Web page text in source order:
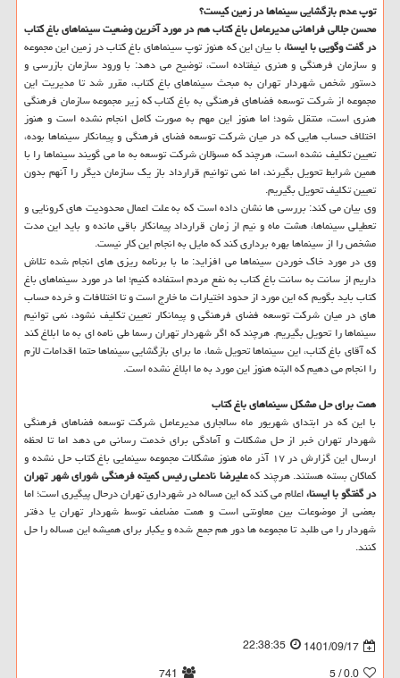
توپ عدم بازگشایی سینماها در زمین کیست؟
محسن جلالی فراهانی مدیرعامل باغ کتاب هم در مورد آخرین وضعیت سینماهای باغ کتاب
در گفت وگویی با ایسنا،با بیان این که هنوز توپ سینماهای باغ کتاب در زمین این مجموعه
و سازمان فرهنگی و هنری نیفتاده است، توضیح می دهد: با ورود سازمان بازرسی و
دستور شخص شهردار تهران به مبحث سینماهای باغ کتاب، مقرر شد تا مدیریت این
مجموعه از شرکت توسعه فضاهای فرهنگی به باغ کتاب که زیر مجموعه سازمان فرهنگی
هنری است، منتقل شود؛ اما هنوز این مهم به صورت کامل انجام نشده است و هنوز
اختلاف حساب هایی که در میان شرکت توسعه فضای فرهنگی و پیمانکار سینماها بوده،
تعیین تکلیف نشده است، هرچند که مسؤلان شرکت توسعه به ما می گویند سینماها را با
همین شرایط تحویل بگیرند، اما نمی توانیم قرارداد باز یک سازمان دیگر را آنهم بدون
تعیین تکلیف تحویل بگیریم.
وی بیان می کند: بررسی ها نشان داده است که به علت اعمال محدودیت های کرونایی و
تعطیلی سینماها، هشت ماه و نیم از زمان قرارداد پیمانکار باقی مانده و باید این مدت
مشخص را از سینماها بهره برداری کند که مایل به انجام این کار نیست.
وی در مورد خاک خوردن سینماها می افزاید: ما با برنامه ریزی های انجام شده تلاش
داریم از سانت به سانت باغ کتاب به نفع مردم استفاده کنیم؛ اما در مورد سینماهای باغ
کتاب باید بگویم که این مورد از حدود اختیارات ما خارج است و تا اختلافات و خرده حساب
های در میان شرکت توسعه فضای فرهنگی و پیمانکار تعیین تکلیف نشود، نمی توانیم
سینماها را تحویل بگیریم. هرچند که اگر شهردار تهران رسما طی نامه ای به ما ابلاغ کند
که آقای باغ کتاب، این سینماها تحویل شما، ما برای بازگشایی سینماها حتما اقدامات لازم
را انجام می دهیم که البته هنوز این مورد به ما ابلاغ نشده است.
همت برای حل مشکل سینماهای باغ کتاب
با این که در ابتدای شهریور ماه سالجاری مدیرعامل شرکت توسعه فضاهای فرهنگی
شهردار تهران خبر از حل مشکلات و آمادگی برای خدمت رسانی می دهد اما تا لحظه
ارسال این گزارش در ۱۷ آذر ماه هنوز مشکلات مجموعه سینمایی باغ کتاب حل نشده و
کماکان بسته هستند. هرچند کهعلیرضا نادعلی رئیس کمیته فرهنگی شورای شهر تهران
در گفتگو با ایسنا،اعلام می کند که این مساله در شهرداری تهران درحال پیگیری است؛ اما
بعضی از موضوعات بین معاونتی است و همت مضاعف توسط شهردار تهران یا دفتر
شهردار را می طلبد تا مجموعه ها دور هم جمع شده و یکبار برای همیشه این مساله را حل
کنند.
1401/09/17
22:38:35
0.0
/ 5
741